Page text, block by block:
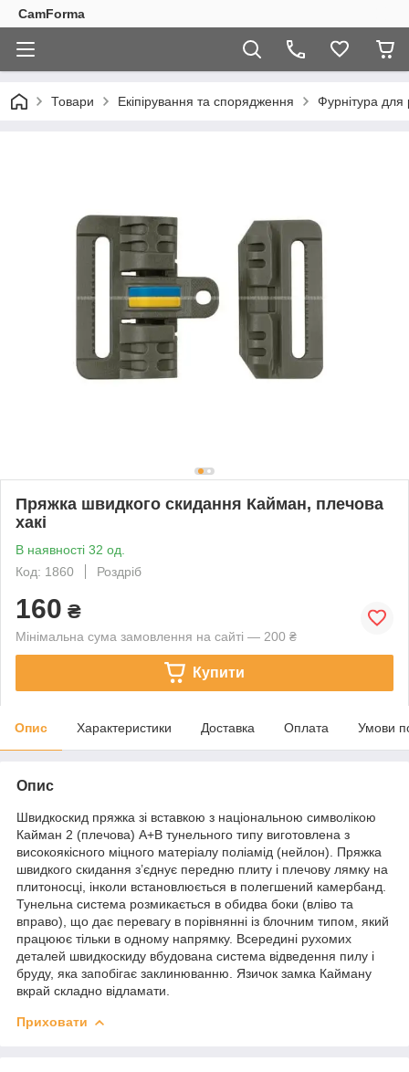
CamForma
Товари Екіпірування та спорядження Фурнітура для
Пряжка швидкого скидання Кайман, плечова
хакі
В наявності 32 од.
Код: 1860
Роздріб
160 ₴
Мінімальна сума замовлення на сайті — 200 ₴
Купити
Опис Характеристики Доставка Оплата Умови
Опис
Швидкоскид пряжка зі вставкою з національною символікою
Кайман 2 (плечова) А+В тунельного типу виготовлена з
високоякісного міцного матеріалу поліамід (нейлон). Пряжка
швидкого скидання з’єднує передню плиту і плечову лямку на
плитоносці, інколи встановлюється в полегшений камербанд.
Тунельна система розмикається в обидва боки (вліво та
вправо), що дає перевагу в порівнянні із блочним типом, який
працюює тільки в одному напрямку. Всередині рухомих
деталей швидкоскиду вбудована система відведення пилу і
бруду, яка запобігає заклинюванню. Язичок замка Кайману
вкрай складно відламати.
Приховати